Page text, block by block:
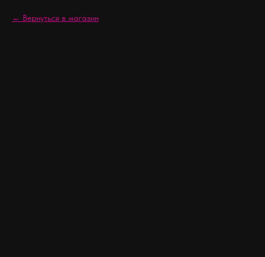
Вернуться в магазин